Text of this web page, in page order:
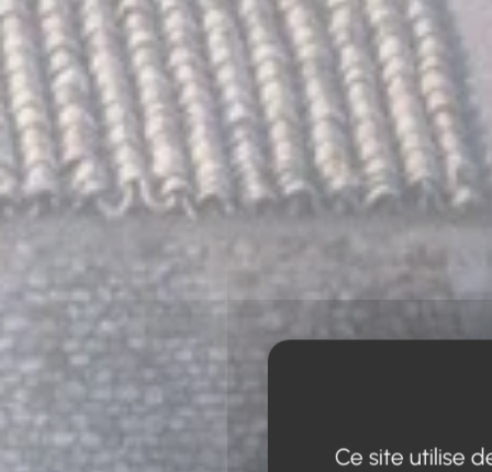
Ce site utilise